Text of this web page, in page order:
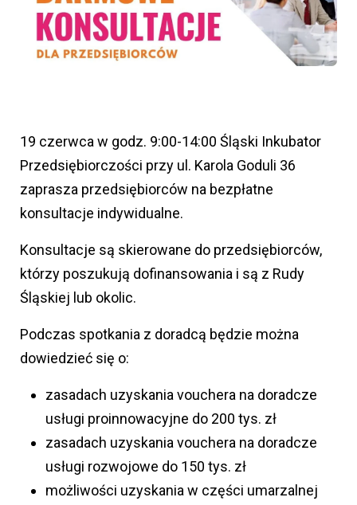
19 czerwca w godz. 9:00-14:00 Śląski Inkubator
Przedsiębiorczości przy ul. Karola Goduli 36
zaprasza przedsiębiorców na bezpłatne
konsultacje indywidualne.
Konsultacje są skierowane do przedsiębiorców,
którzy poszukują dofinansowania i są z Rudy
Śląskiej lub okolic.
Podczas spotkania z doradcą będzie można
dowiedzieć się o:
zasadach uzyskania vouchera na doradcze
usługi proinnowacyjne do 200 tys. zł
zasadach uzyskania vouchera na doradcze
usługi rozwojowe do 150 tys. zł
możliwości uzyskania w części umarzalnej